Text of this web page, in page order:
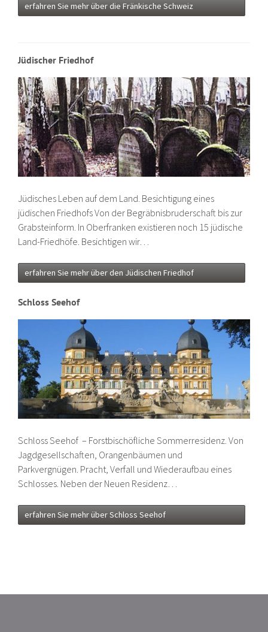
erfahren Sie mehr über die Fränkische Schweiz
Jüdischer Friedhof
Jüdisches Leben auf dem Land. Besichtigung eines
jüdischen Friedhofs Von der Begräbnisbruderschaft bis zur
Grabsteinform. In Oberfranken existieren noch 15 jüdische
Land-Friedhöfe. Besichtigen wir…
erfahren Sie mehr über den Jüdischen Friedhof
Schloss Seehof
Schloss Seehof – Forstbischöfliche Sommerresidenz. Von
Jagdgesellschaften, Orangenbäumen und
Parkvergnügen. Pracht, Verfall und Wiederaufbau eines
Schlosses. Neben der Neuen Residenz…
erfahren Sie mehr über Schloss Seehof